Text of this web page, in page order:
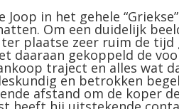
Joop in het gehele
Om een duidelijk
plaatse zeer ruim de tijd
daaraan gekoppeld de
traject en alles wat
en betrokken
afstand om de koper